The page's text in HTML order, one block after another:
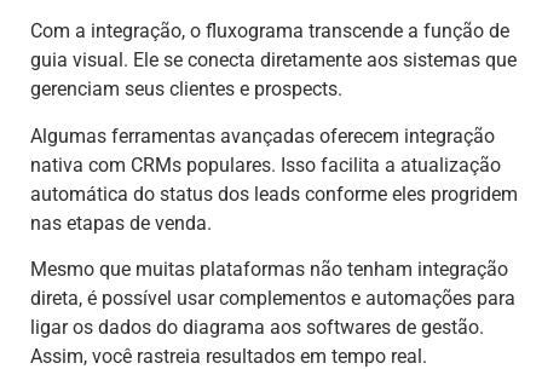
Com a integração, o fluxograma transcende a função de
guia visual. Ele se conecta diretamente aos sistemas que
gerenciam seus clientes e prospects.
Algumas ferramentas avançadas oferecem integração
nativa com CRMs populares. Isso facilita a atualização
automática do status dos leads conforme eles progridem
nas etapas de venda.
Mesmo que muitas plataformas não tenham integração
direta, é possível usar complementos e automações para
ligar os dados do diagrama aos softwares de gestão.
Assim, você rastreia resultados em tempo real.